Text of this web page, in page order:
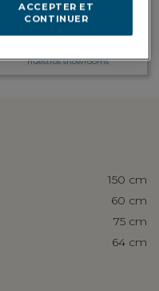
Personalización en
showroom
nuestros showrooms
150 cm
60 cm
75 cm
64 cm
ACCEPTER ET
CONTINUER